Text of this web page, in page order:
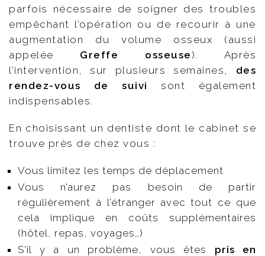
parfois nécessaire de soigner des troubles
empêchant l’opération ou de recourir à une
augmentation du volume osseux (aussi
appelée Greffe osseuse ). Après
l’intervention, sur plusieurs semaines, des
rendez-vous de suivi
sont également
indispensables.
En choisissant un dentiste dont le cabinet se
trouve près de chez vous :
Vous limitez les temps de déplacement
Vous n’aurez pas besoin de partir
régulièrement à l’étranger avec tout ce que
cela implique en coûts supplémentaires
(hôtel, repas, voyages…)
S’il y a un problème, vous êtes pris en